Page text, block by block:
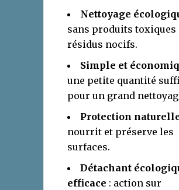
Nettoyage
sans produits toxiques
résidus nocifs.
Simple et
une petite quantité
pour un grand
Protection
nourrit et préserve les
surfaces.
Détachant
efficace : action sur